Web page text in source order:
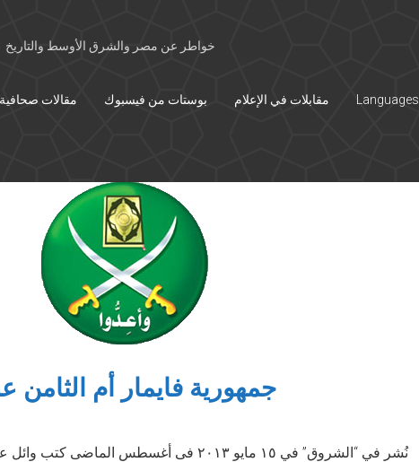
خواطر عن مصر والشرق الأوسط والتاريخ
مقالات صحافية بوستات من فيسبوك مقابلات في الإعلام Languages
جمهورية فايمار أم
نُشر في “الشروق” في ١٥ مايو ٢٠١٣ فى أغسطس